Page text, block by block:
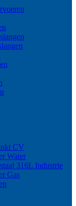
CV
Water
316L Industrie
Gas